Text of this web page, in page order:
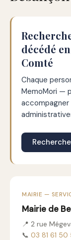
décédé
Comté
Chaque
MemoMori —
accompagner
MAIRIE —
Mairie de
📍 2 rue
📞 03 81 61 50